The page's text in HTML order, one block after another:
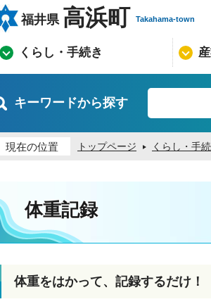
福井県 高浜町 Takahama-town
くらし・手続き
キーワードから探す
現在の位置 トップページ くらし・手
体重記録
体重をはかって、記録するだけ！